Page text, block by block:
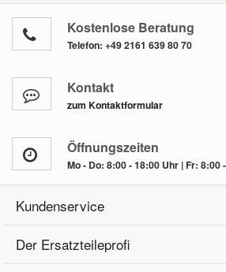
Kostenlose Beratung
Telefon: +49 2161 639 80 70
Kontakt
zum Kontaktformular
Öffnungszeiten
Mo - Do: 8:00 - 18:00 Uhr | Fr: 8:00
Kundenservice
Der Ersatzteileprofi